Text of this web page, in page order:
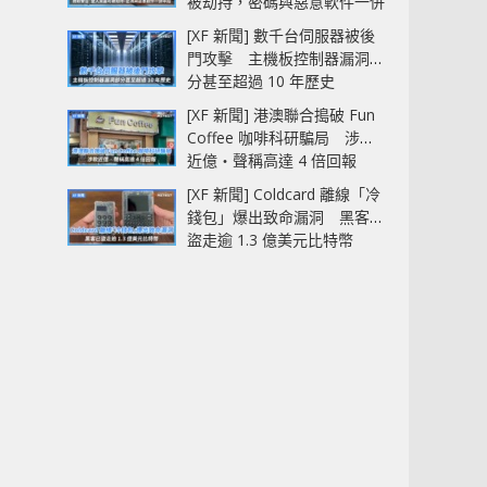
中招
[XF 新聞] 數千台伺服器被後
門攻擊 主機板控制器漏洞部
分甚至超過 10 年歷史
[XF 新聞] 港澳聯合搗破 Fun
Coffee 咖啡科研騙局 涉款
近億‧聲稱高達 4 倍回報
[XF 新聞] Coldcard 離線「冷
錢包」爆出致命漏洞 黑客已
盜走逾 1.3 億美元比特幣